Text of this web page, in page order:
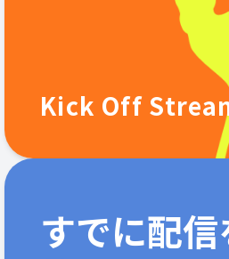
Kick Off
すでに配信